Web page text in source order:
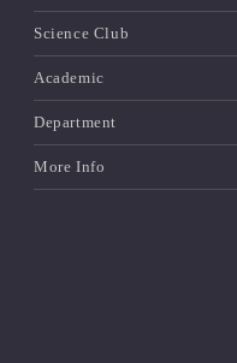
Science Club
Academic
Department
More Info